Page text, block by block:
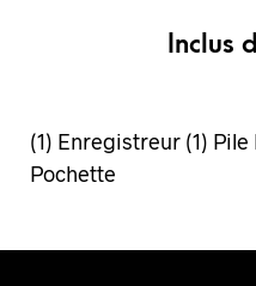
Inclus
(1) Enregistreur (1) Pile
Pochette